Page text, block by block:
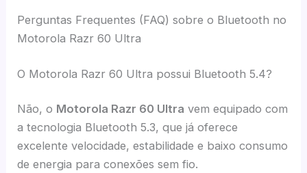
Perguntas Frequentes (FAQ) sobre o Bluetooth no
Motorola Razr 60 Ultra
O Motorola Razr 60 Ultra possui Bluetooth 5.4?
Não, o Motorola Razr 60 Ultra vem equipado com
a tecnologia Bluetooth 5.3, que já oferece
excelente velocidade, estabilidade e baixo consumo
de energia para conexões sem fio.